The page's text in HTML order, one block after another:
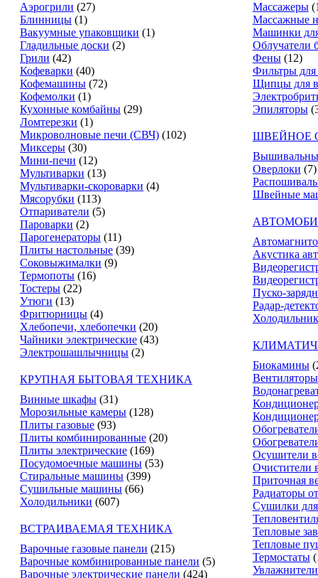
Аэрогрили (27)
Блинницы (1)
Вакуумные упаковщики (1)
Гладильные доски (2)
Грили (42)
Кофеварки (40)
Кофемашины (72)
Кофемолки (1)
Кухонные комбайны (29)
Ломтерезки (1)
Микроволновые печи (СВЧ) (102)
Миксеры (30)
Мини-печи (12)
Мультиварки (13)
Мультиварки-скороварки (4)
Мясорубки (113)
Отпариватели (5)
Пароварки (2)
Парогенераторы (11)
Плиты настольные (39)
Соковыжималки (9)
Термопоты (16)
Тостеры (22)
Утюги (13)
Фритюрницы (4)
Хлебопечи, хлебопечки (20)
Чайники электрические (43)
Электрошашлычницы (2)
КРУПНАЯ БЫТОВАЯ ТЕХНИКА
Винные шкафы (31)
Морозильные камеры (128)
Плиты газовые (93)
Плиты комбинированные (20)
Плиты электрические (169)
Посудомоечные машины (53)
Стиральные машины (399)
Сушильные машины (66)
Холодильники (607)
ВСТРАИВАЕМАЯ ТЕХНИКА
Варочные газовые панели (215)
Варочные комбинированные панели (5)
Варочные электрические панели (424)
Массажеры
Массажные
Машинки
Облучатели
Фены (12)
Фильтры
Щипцы для
Эпиляторы
ШВЕЙНОЕ
Оверлоки (7)
Швейные
Акустика
Пуско-
Радар-
Биокамины
Вентиляторы
Осушители
Очистители
Приточная
Радиаторы
Сушилки
Тепловые
Тепловые
Термостаты